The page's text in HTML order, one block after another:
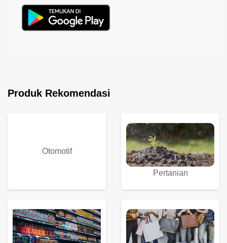
Produk Rekomendasi
Otomotif
Pertanian